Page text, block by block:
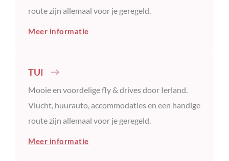
route zijn allemaal voor je geregeld.
Meer informatie
TUI
Mooie en voordelige fly & drives door Ierland.
Vlucht, huurauto, accommodaties en een handige
route zijn allemaal voor je geregeld.
Meer informatie